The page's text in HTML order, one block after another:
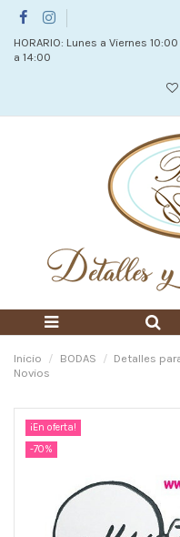
HORARIO: Lunes a Viernes
a 14:00
Inicio BODAS Detalles
Novios
¡En oferta!
-70%